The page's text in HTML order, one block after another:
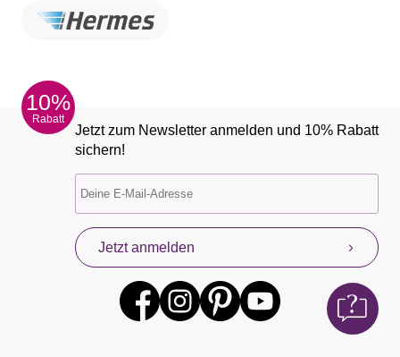
10%
Rabatt
Jetzt zum Newsletter anmelden und 10% Rabatt
sichern!
Jetzt anmelden